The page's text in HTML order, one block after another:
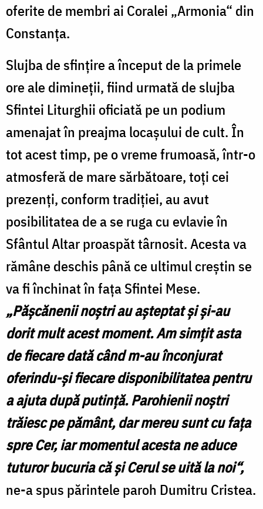
oferite de membri ai Coralei „Armonia“ din
Constanţa.
Slujba de sfinţire a început de la primele
ore ale dimineţii, fiind urmată de slujba
Sfintei Liturghii oficiată pe un podium
amenajat în preajma locaşului de cult. În
tot acest timp, pe o vreme frumoasă, într-o
atmosferă de mare sărbătoare, toţi cei
prezenţi, conform tradiţiei, au avut
posibilitatea de a se ruga cu evlavie în
Sfântul Altar proaspăt târnosit. Acesta va
rămâne deschis până ce ultimul creştin se
va fi închinat în faţa Sfintei Mese.
„Păşcănenii noştri au aşteptat şi şi-au
dorit mult acest moment. Am simţit asta
de fiecare dată când m-au înconjurat
oferindu-şi fiecare disponibilitatea pentru
a ajuta după putinţă. Parohienii noştri
trăiesc pe pământ, dar mereu sunt cu faţa
spre Cer, iar momentul acesta ne aduce
tuturor bucuria că şi Cerul se uită la noi“,
ne-a spus părintele paroh Dumitru Cristea.